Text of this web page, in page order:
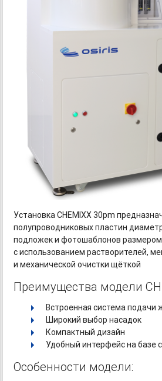
Установка CHEMIXX 30pm
полупроводниковых пластин
подложек и фотошаблонов размером
с использованием растворителей,
и механической очистки щёткой
Преимущества модели
Встроенная система подачи
Широкий выбор насадок
Компактный дизайн
Удобный интерфейс на базе
Особенности модели: